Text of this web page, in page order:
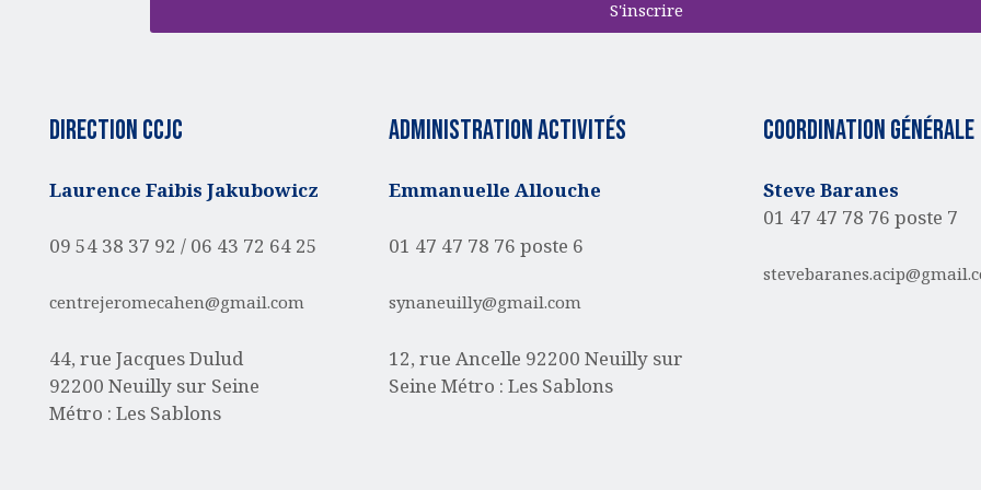
S'inscrire
Direction CCJC
Laurence Faibis Jakubowicz
09 54 38 37 92 / 06 43 72 64 25
centrejeromecahen@gmail.com
44, rue Jacques Dulud
92200 Neuilly sur Seine
Métro : Les Sablons
administration activités
Emmanuelle Allouche
01 47 47 78 76 poste 6
synaneuilly@gmail.com
12, rue Ancelle 92200 Neuilly sur
SeineMétro : Les Sablons
Coordination générale
Steve Baranes
01 47 47 78 76 poste 7